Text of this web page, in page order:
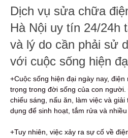
Dịch vụ sửa chữa
Hà Nội uy tín 24/24h
và lý do cần phải sử
với cuộc sống hiện
+Cuộc sống hiện đại ngày nay,
trọng trong đời sống của con
chiếu sáng, nấu ăn, làm việc và
dụng để sinh hoạt, tắm rửa và
+Tuy nhiên, việc xảy ra sự cố về